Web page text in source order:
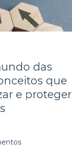
das
que
e proteger